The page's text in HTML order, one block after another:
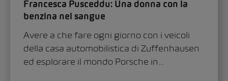
Francesca Pusceddu: Una donna con la
benzina nel sangue
Avere a che fare ogni giorno con i veicoli
della casa automobilistica di Zuffenhausen
ed esplorare il mondo Porsche in...